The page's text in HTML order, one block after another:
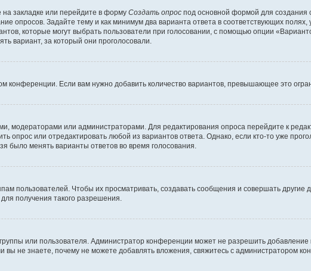
закладке или перейдите в форму Создать опрос под основной формой для создания
опросов. Задайте тему и как минимум два варианта ответа в соответствующих
которые могут выбрать пользователи при голосовании, с помощью опции
вариант, за который они проголосовали.
конференции. Если вам нужно добавить количество вариантов, превышающее это
модераторами или администраторами. Для редактирования опроса перейдите к
опрос или отредактировать любой из вариантов ответа. Однако, если кто-то уже
было менять варианты ответов во время голосования.
пользователей. Чтобы их просматривать, создавать сообщения и совершать другие
получения такого разрешения.
или пользователя. Администратор конференции может не разрешить
не знаете, почему не можете добавлять вложения, свяжитесь с администратором